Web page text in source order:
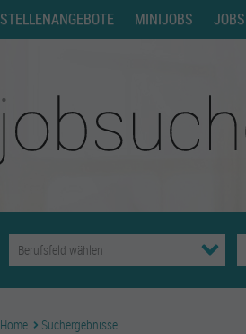
STELLENANGEBOTE MINIJOBS
Home Suchergebnisse